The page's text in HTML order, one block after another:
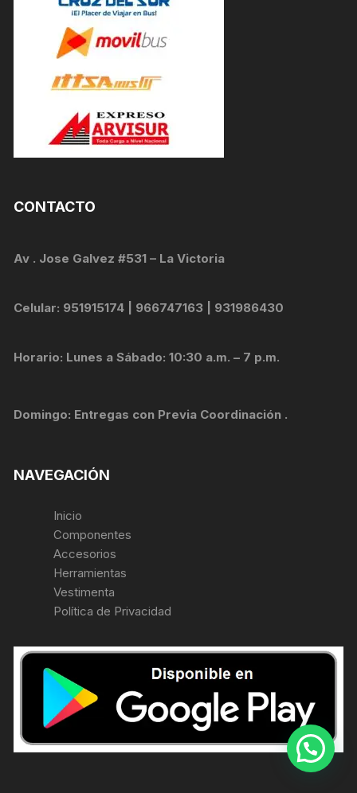
CONTACTO
Av . Jose Galvez #531 – La Victoria
Celular: 951915174 | 966747163 | 931986430
Horario: Lunes a Sábado: 10:30 a.m. – 7 p.m.
Domingo: Entregas con Previa Coordinación .
NAVEGACIÓN
Inicio
Componentes
Accesorios
Herramientas
Vestimenta
Política de Privacidad